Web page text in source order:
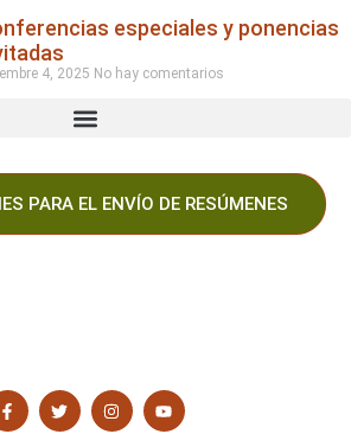
especiales y ponencias
4, 2025 No hay comentarios
PARA EL ENVÍO DE RESÚMENES